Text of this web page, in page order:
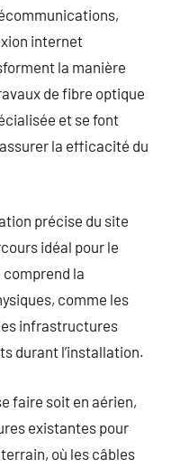
internet
la manière
de fibre optique
et se font
la efficacité du
précise du site
idéal pour le
la
comme les
infrastructures
durant l’installation.
faire soit en aérien,
existantes pour
où les câbles